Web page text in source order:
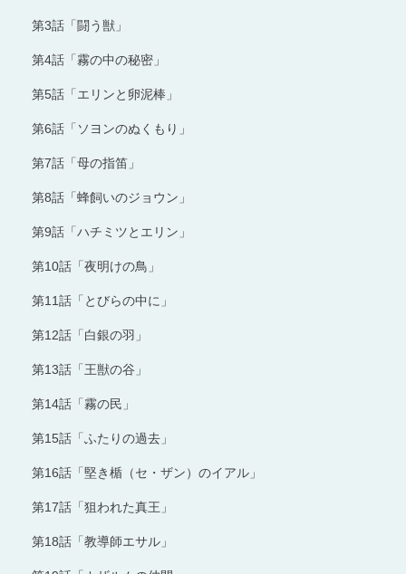
第3話「闘う獣」
第4話「霧の中の秘密」
第5話「エリンと卵泥棒」
第6話「ソヨンのぬくもり」
第7話「母の指笛」
第8話「蜂飼いのジョウン」
第9話「ハチミツとエリン」
第10話「夜明けの鳥」
第11話「とびらの中に」
第12話「白銀の羽」
第13話「王獣の谷」
第14話「霧の民」
第15話「ふたりの過去」
第16話「堅き楯（セ・ザン）のイアル」
第17話「狙われた真王」
第18話「教導師エサル」